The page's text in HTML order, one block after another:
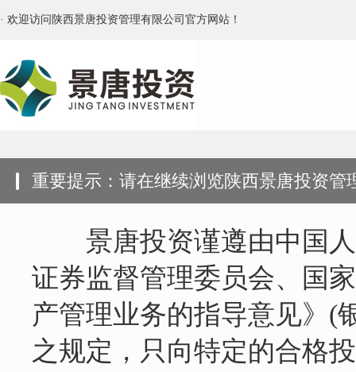
· 欢迎访问陕西景唐投资管理有限公司官方网站！
重要提示：请在继续浏览陕西景唐投资管
景唐投资谨遵由中国人
证券监督管理委员会、国
产管理业务的指导意见》(
之规定，只向特定的合格